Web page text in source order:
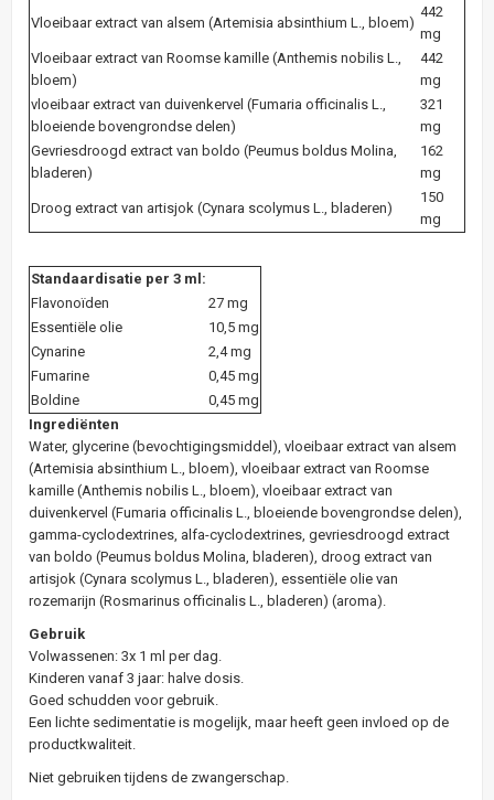
Vloeibaar extract van alsem (Artemisia absinthium L., bloem)
442
mg
Vloeibaar extract van Roomse kamille (Anthemis nobilis L.,
bloem)
442
mg
vloeibaar extract van duivenkervel (Fumaria officinalis L.,
bloeiende bovengrondse delen)
321
mg
Gevriesdroogd extract van boldo (Peumus boldus Molina,
bladeren)
162
mg
Droog extract van artisjok (Cynara scolymus L., bladeren)
150
mg
Standaardisatie per 3 ml:
Flavonoïden
27 mg
Essentiële olie
10,5 mg
Cynarine
2,4 mg
Fumarine
0,45 mg
Boldine
0,45 mg
Ingrediënten
Water, glycerine (bevochtigingsmiddel), vloeibaar extract van alsem
(Artemisia absinthium L., bloem), vloeibaar extract van Roomse
kamille (Anthemis nobilis L., bloem), vloeibaar extract van
duivenkervel (Fumaria officinalis L., bloeiende bovengrondse delen),
gamma-cyclodextrines, alfa-cyclodextrines, gevriesdroogd extract
van boldo (Peumus boldus Molina, bladeren), droog extract van
artisjok (Cynara scolymus L., bladeren), essentiële olie van
rozemarijn (Rosmarinus officinalis L., bladeren) (aroma).
Gebruik
Volwassenen: 3x 1 ml per dag.
Kinderen vanaf 3 jaar: halve dosis.
Goed schudden voor gebruik.
Een lichte sedimentatie is mogelijk, maar heeft geen invloed op de
productkwaliteit.
Niet gebruiken tijdens de zwangerschap.